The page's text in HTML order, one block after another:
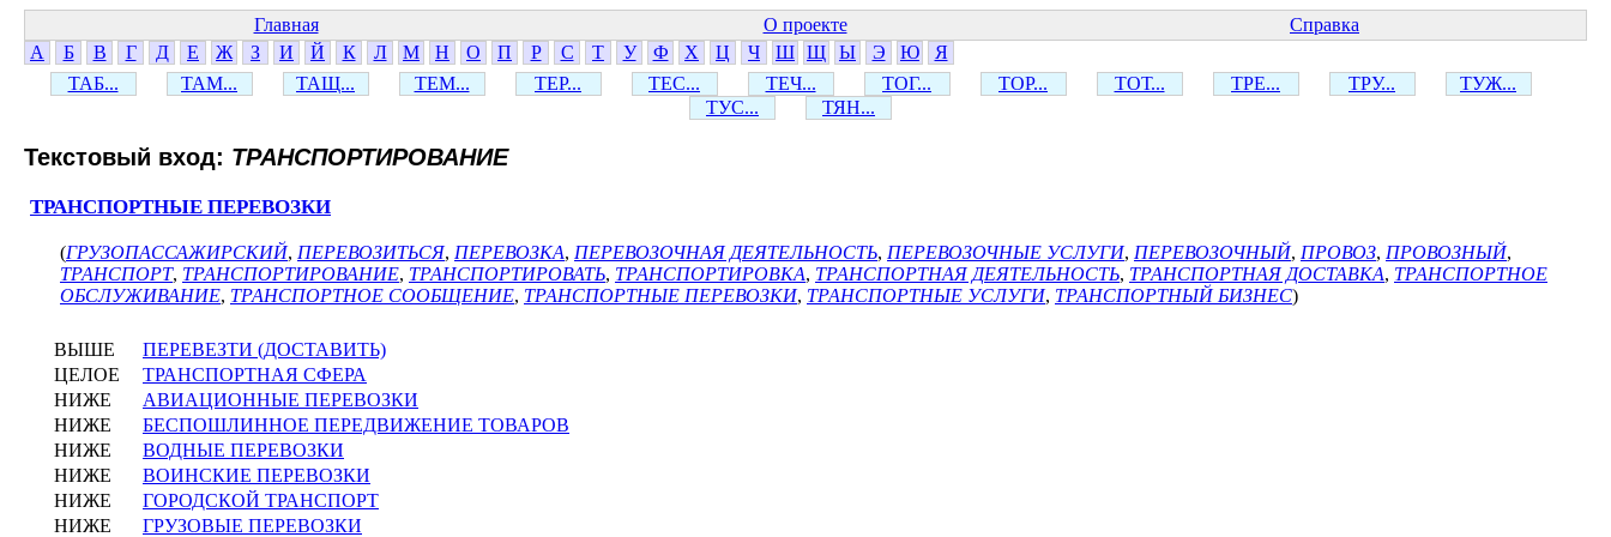
Главная О проекте
Справка
А
Б В Г Д Е Ж З И Й К Л М Н О П Р С Т У Ф Х Ц Ч Ш Щ Ы Э Ю
Я
ТАБ...
ТАМ... ТАЩ... ТЕМ... ТЕР... ТЕС... ТЕЧ... ТОГ... ТОР... ТОТ... ТРЕ... ТРУ...
ТУЖ...
ТУС...
ТЯН...
Текстовый вход: ТРАНСПОРТИРОВАНИЕ
ТРАНСПОРТНЫЕ ПЕРЕВОЗКИ
(ГРУЗОПАССАЖИРСКИЙ, ПЕРЕВОЗИТЬСЯ, ПЕРЕВОЗКА, ПЕРЕВОЗОЧНАЯ ДЕЯТЕЛЬНОСТЬ, ПЕРЕВОЗОЧНЫЕ УСЛУГИ, ПЕРЕВОЗОЧНЫЙ, ПРОВОЗ, ПРОВОЗНЫЙ,
ТРАНСПОРТ, ТРАНСПОРТИРОВАНИЕ, ТРАНСПОРТИРОВАТЬ, ТРАНСПОРТИРОВКА, ТРАНСПОРТНАЯ ДЕЯТЕЛЬНОСТЬ, ТРАНСПОРТНАЯ ДОСТАВКА, ТРАНСПОРТНОЕ
ОБСЛУЖИВАНИЕ, ТРАНСПОРТНОЕ СООБЩЕНИЕ, ТРАНСПОРТНЫЕ ПЕРЕВОЗКИ, ТРАНСПОРТНЫЕ УСЛУГИ, ТРАНСПОРТНЫЙ БИЗНЕС)
ВЫШЕ
ПЕРЕВЕЗТИ (ДОСТАВИТЬ)
ЦЕЛОЕ
ТРАНСПОРТНАЯ СФЕРА
НИЖЕ
АВИАЦИОННЫЕ ПЕРЕВОЗКИ
НИЖЕ
БЕСПОШЛИННОЕ ПЕРЕДВИЖЕНИЕ ТОВАРОВ
НИЖЕ
ВОДНЫЕ ПЕРЕВОЗКИ
НИЖЕ
ВОИНСКИЕ ПЕРЕВОЗКИ
НИЖЕ
ГОРОДСКОЙ ТРАНСПОРТ
НИЖЕ
ГРУЗОВЫЕ ПЕРЕВОЗКИ